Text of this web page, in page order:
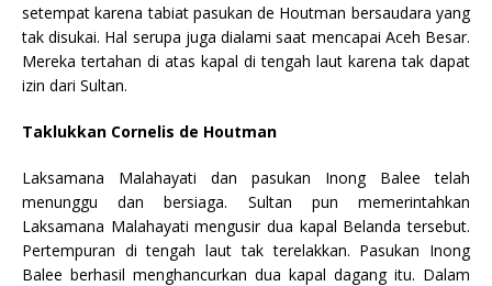
setempat karena tabiat pasukan de Houtman bersaudara yang
tak disukai. Hal serupa juga dialami saat mencapai Aceh Besar.
Mereka tertahan di atas kapal di tengah laut karena tak dapat
izin dari Sultan.
Taklukkan Cornelis de Houtman
Laksamana Malahayati dan pasukan Inong Balee telah
menunggu dan bersiaga. Sultan pun memerintahkan
Laksamana Malahayati mengusir dua kapal Belanda tersebut.
Pertempuran di tengah laut tak terelakkan. Pasukan Inong
Balee berhasil menghancurkan dua kapal dagang itu. Dalam